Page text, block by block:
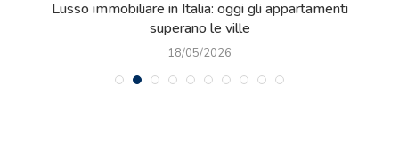
Lusso immobiliare in Italia: oggi gli appartamenti
superano le ville
18/05/2026